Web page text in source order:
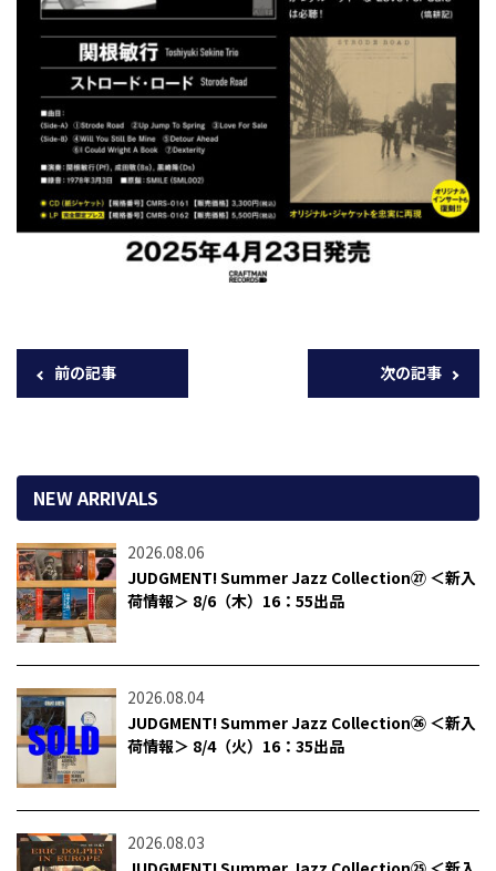
前の記事 次の記事
NEW ARRIVALS
2026.08.06
JUDGMENT! Summer Jazz Collection㉗ ＜新入
荷情報＞ 8/6（木）16：55出品
2026.08.04
JUDGMENT! Summer Jazz Collection㉖ ＜新入
荷情報＞ 8/4（火）16：35出品
2026.08.03